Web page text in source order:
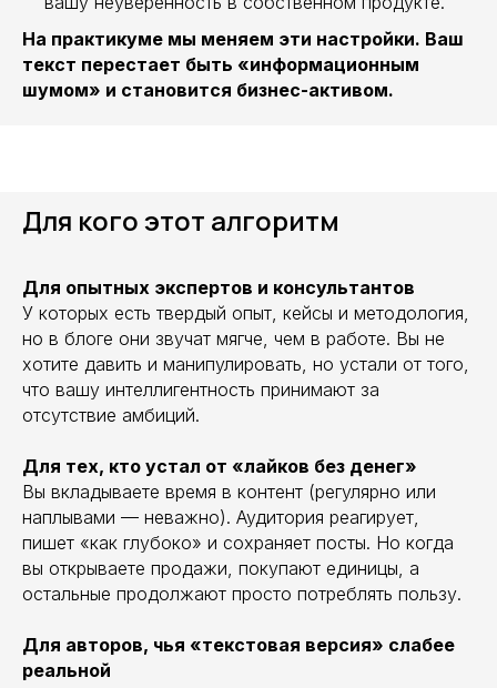
На практикуме мы меняем эти настройки. Ваш
текст перестает быть «информационным
шумом» и становится бизнес-активом.
Для кого этот алгоритм
Для опытных экспертов и консультантов
У которых есть твердый опыт, кейсы и методология,
но в блоге они звучат мягче, чем в работе. Вы не
хотите давить и манипулировать, но устали от того,
что вашу интеллигентность принимают за
отсутствие амбиций.
Для тех, кто устал от «лайков без денег»
Вы вкладываете время в контент (регулярно или
наплывами — неважно). Аудитория реагирует,
пишет «как глубоко» и сохраняет посты. Но когда
вы открываете продажи, покупают единицы, а
остальные продолжают просто потреблять пользу.
Для авторов, чья «текстовая версия» слабее
реальной